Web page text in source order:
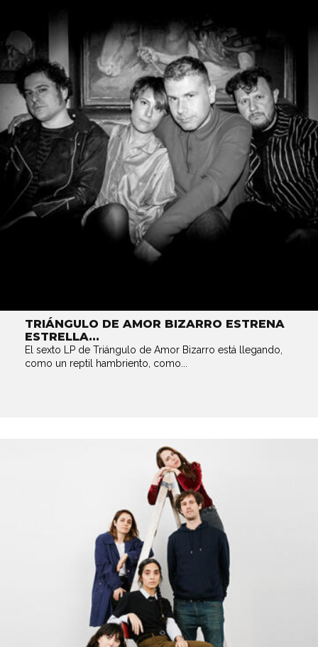
TRIÁNGULO DE AMOR BIZARRO ESTRENA
ESTRELLA...
El sexto LP de Triángulo de Amor Bizarro está llegando,
como un reptil hambriento, como...